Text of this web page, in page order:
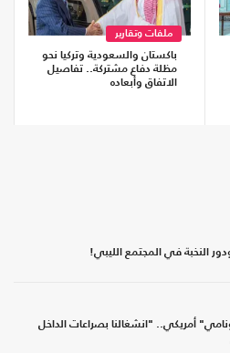
ملفات وتقارير
باكستان والسعودية وتركيا نحو
مظلة دفاع مشتركة.. تفاصيل
الاتفاق وأبعاده
النخبة في المجتمع الليبي!
أمريكي.. "انشغالنا بصراعات الداخل